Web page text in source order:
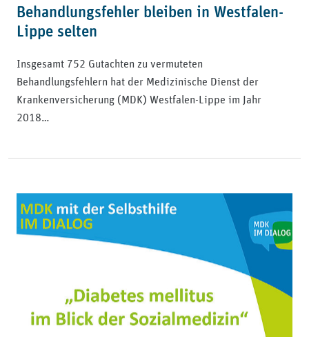
Behandlungsfehler bleiben in Westfalen-
Lippe selten
Insgesamt 752 Gutachten zu vermuteten
Behandlungsfehlern hat der Medizinische Dienst der
Krankenversicherung (MDK) Westfalen-Lippe im Jahr
2018…